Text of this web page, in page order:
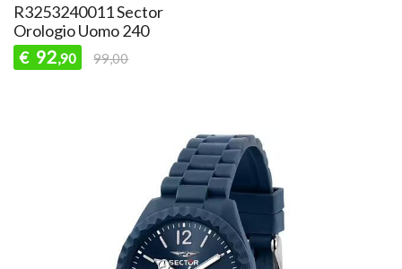
R3253240011 Sector
Orologio Uomo 240
€ 92,90 99,00